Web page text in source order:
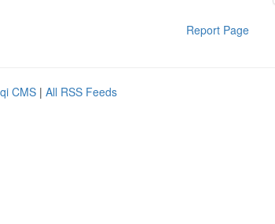
Report Page
CMS | All RSS Feeds